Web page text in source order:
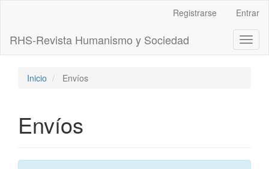
principal
Barra
Registrarse Entrar
RHS-Revista Humanismo y Sociedad
Inicio Envíos
Envíos